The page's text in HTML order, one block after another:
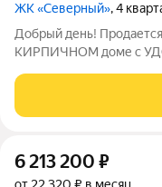
ЖК «Северный», 4
Добрый день!
КИРПИЧНОМ доме с
сопроводим Вашу
застрахована на 20
6 213 200 ₽